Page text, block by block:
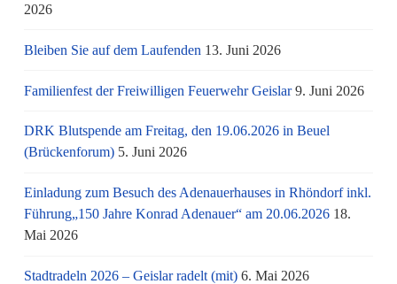
2026
Bleiben Sie auf dem Laufenden 13. Juni 2026
Familienfest der Freiwilligen Feuerwehr Geislar 9. Juni 2026
DRK Blutspende am Freitag, den 19.06.2026 in Beuel
(Brückenforum) 5. Juni 2026
Einladung zum Besuch des Adenauerhauses in Rhöndorf inkl.
Führung„150 Jahre Konrad Adenauer“ am 20.06.2026 18.
Mai 2026
Stadtradeln 2026 – Geislar radelt (mit) 6. Mai 2026